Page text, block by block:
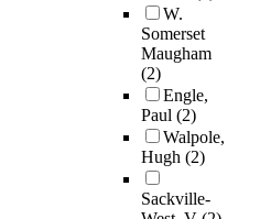
W.
Somerset
Maugham
(2)
Engle,
Paul (2)
Walpole,
Hugh (2)
Sackville-